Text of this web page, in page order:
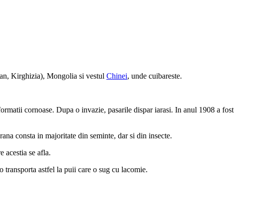
Kirghizia), Mongolia si vestul Chinei, unde cuibareste.
cornoase. Dupa o invazie, pasarile dispar iarasi. In anul 1908 a fost
consta in majoritate din seminte, dar si din insecte.
acestia se afla.
transporta astfel la puii care o sug cu lacomie.